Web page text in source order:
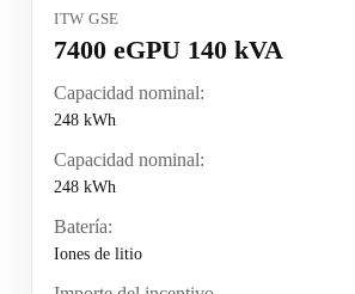
ITW GSE
7400 eGPU 140 kVA
Capacidad nominal:
248 kWh
Capacidad nominal:
248 kWh
Batería:
Iones de litio